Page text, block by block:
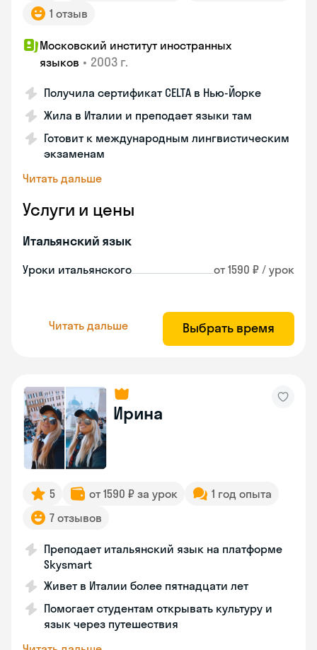
1 отзыв
Московский институт иностранных
языков • 2003 г.
Получила сертификат CELTA в Нью-Йорке
Жила в Италии и преподает языки там
Готовит к международным лингвистическим
экзаменам
Читать дальше
Услуги и цены
Итальянский язык
Уроки итальянского от 1590 ₽ / урок
Читать дальше Выбрать время
Ирина
5 от 1590 ₽ за урок
1 год опыта
7 отзывов
Преподает итальянский язык на платформе
Skysmart
Живет в Италии более пятнадцати лет
Помогает студентам открывать культуру и
язык через путешествия